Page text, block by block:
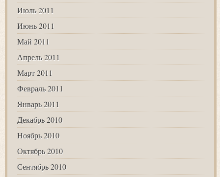
Июль 2011
Июнь 2011
Май 2011
Апрель 2011
Март 2011
Февраль 2011
Январь 2011
Декабрь 2010
Ноябрь 2010
Октябрь 2010
Сентябрь 2010